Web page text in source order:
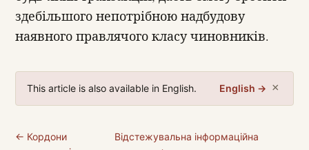
здебільшого непотрібною надбудову
наявного правлячого класу чиновників.
This article is also available in English. English → ×
← Кордони
Відстежувальна інформаційна